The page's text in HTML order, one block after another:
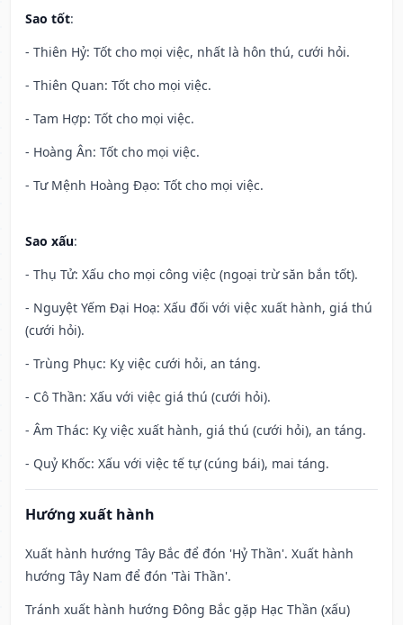
Sao tốt:
- Thiên Hỷ: Tốt cho mọi việc, nhất là hôn thú, cưới hỏi.
- Thiên Quan: Tốt cho mọi việc.
- Tam Hợp: Tốt cho mọi việc.
- Hoàng Ân: Tốt cho mọi việc.
- Tư Mệnh Hoàng Đạo: Tốt cho mọi việc.
Sao xấu:
- Thụ Tử: Xấu cho mọi công việc (ngoại trừ săn bắn tốt).
- Nguyệt Yếm Đại Hoạ: Xấu đối với việc xuất hành, giá thú
(cưới hỏi).
- Trùng Phục: Kỵ việc cưới hỏi, an táng.
- Cô Thần: Xấu với việc giá thú (cưới hỏi).
- Âm Thác: Kỵ việc xuất hành, giá thú (cưới hỏi), an táng.
- Quỷ Khốc: Xấu với việc tế tự (cúng bái), mai táng.
Hướng xuất hành
Xuất hành hướng Tây Bắc để đón 'Hỷ Thần'. Xuất hành
hướng Tây Nam để đón 'Tài Thần'.
Tránh xuất hành hướng Đông Bắc gặp Hạc Thần (xấu)